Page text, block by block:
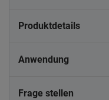
Produktdetails
Anwendung
Frage stellen